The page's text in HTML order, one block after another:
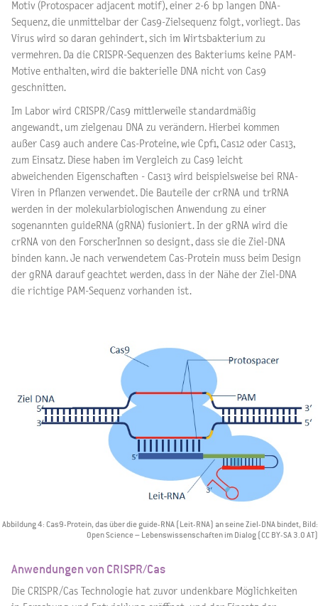
Motiv (Protospacer adjacent motif), einer 2-6 bp langen DNA-
Sequenz, die unmittelbar der Cas9-Zielsequenz folgt, vorliegt. Das
Virus wird so daran gehindert, sich im Wirtsbakterium zu
vermehren. Da die CRISPR-Sequenzen des Bakteriums keine PAM-
Motive enthalten, wird die bakterielle DNA nicht von Cas9
geschnitten.
Im Labor wird CRISPR/Cas9 mittlerweile standardmäßig
angewandt, um zielgenau DNA zu verändern. Hierbei kommen
außer Cas9 auch andere Cas-Proteine, wie Cpf1, Cas12 oder Cas13,
zum Einsatz. Diese haben im Vergleich zu Cas9 leicht
abweichenden Eigenschaften - Cas13 wird beispielsweise bei RNA-
Viren in Pflanzen verwendet. Die Bauteile der crRNA und trRNA
werden in der molekularbiologischen Anwendung zu einer
sogenannten guideRNA (gRNA) fusioniert. In der gRNA wird die
crRNA von den ForscherInnen so designt, dass sie die Ziel-DNA
binden kann. Je nach verwendetem Cas-Protein muss beim Design
der gRNA darauf geachtet werden, dass in der Nähe der Ziel-DNA
die richtige PAM-Sequenz vorhanden ist.
Abbildung 4: Cas9-Protein, das über die guide-RNA (Leit-RNA) an seine Ziel-DNA bindet, Bild:
Open Science – Lebenswissenschaften im Dialog (CC BY-SA 3.0 AT)
Anwendungen von CRISPR/Cas
Die CRISPR/Cas Technologie hat zuvor undenkbare Möglichkeiten